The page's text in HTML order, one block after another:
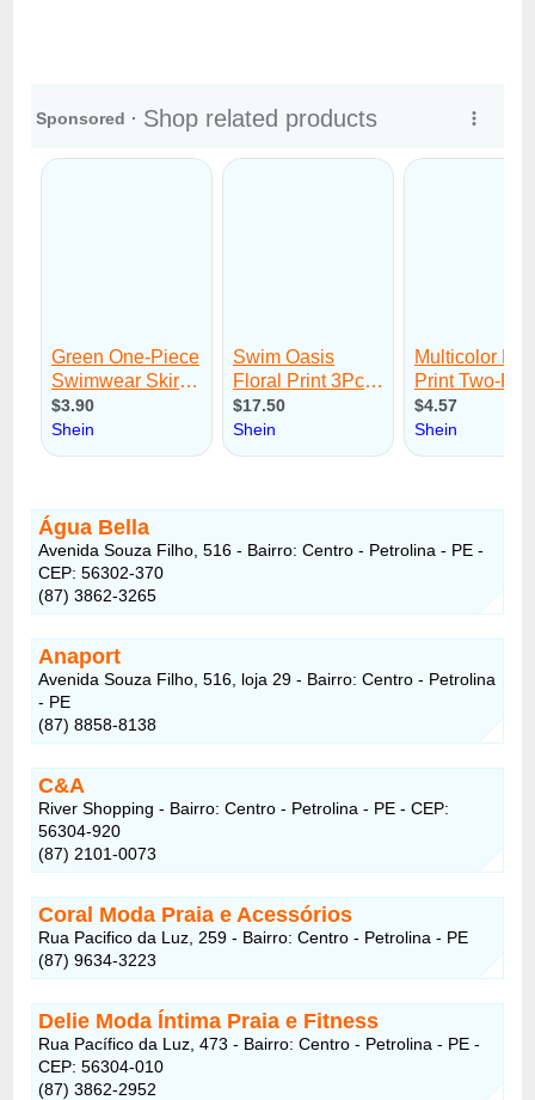
Água Bella
Avenida Souza Filho, 516 - Bairro: Centro - Petrolina - PE -
CEP: 56302-370
(87) 3862-3265
Anaport
Avenida Souza Filho, 516, loja 29 - Bairro: Centro - Petrolina
- PE
(87) 8858-8138
C&A
River Shopping - Bairro: Centro - Petrolina - PE - CEP:
56304-920
(87) 2101-0073
Coral Moda Praia e Acessórios
Rua Pacifico da Luz, 259 - Bairro: Centro - Petrolina - PE
(87) 9634-3223
Delie Moda Íntima Praia e Fitness
Rua Pacífico da Luz, 473 - Bairro: Centro - Petrolina - PE -
CEP: 56304-010
(87) 3862-2952